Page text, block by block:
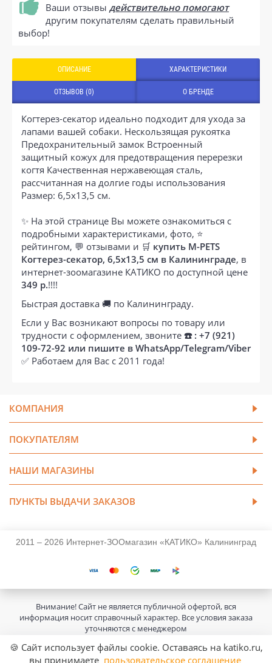
Ваши отзывы действительно помогают
другим покупателям сделать правильный
выбор!
ОПИСАНИЕ ХАРАКТЕРИСТИКИ
ОТЗЫВОВ (0) О БРЕНДЕ
Когтерез-секатор идеально подходит для ухода за
лапами вашей собаки. Нескользящая рукоятка
Предохранительный замок Встроенный
защитный кожух для предотвращения перерезки
когтя Качественная нержавеющая сталь,
рассчитанная на долгие годы использования
Размер: 6,5х13,5 см.
✨ На этой странице Вы можете ознакомиться с
подробными характеристиками, фото, ⭐
рейтингом, 💬 отзывами и 🛒 купить M-PETS
Когтерез-секатор, 6,5x13,5 см в Калининграде, в
интернет-зоомагазине КАТИКО по доступной цене
349 р.!!!!
Быстрая доставка 🚚 по Калининграду.
Если у Вас возникают вопросы по товару или
трудности с оформлением, звоните ☎️ : +7 (921)
109-72-92 или пишите в WhatsApp/Telegram/Viber
✅ Работаем для Вас с 2011 года!
КОМПАНИЯ
ПОКУПАТЕЛЯМ
НАШИ МАГАЗИНЫ
ПУНКТЫ ВЫДАЧИ ЗАКАЗОВ
2011 – 2026 Интернет-ЗООмагазин «КАТИКО» Калининград
🍪 Сайт использует файлы cookie. Оставаясь на katiko.ru,
вы принимаете пользовательское соглашение
Внимание! Сайт не является публичной офертой, вся
информация носит справочный характер. Все условия заказа
уточняются с менеджером